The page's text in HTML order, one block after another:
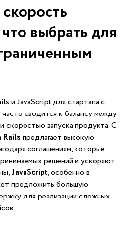
выбрать‍ для
и JavaScript для стартапа с
⁤сводится к балансу ⁢между
скоростью запуска ⁣продукта. С
Rails предлагает высокую
соглашениям, которые
решений и ускоряют
JavaScript, особенно в
предложить ​большую⁤
для реализации сложных